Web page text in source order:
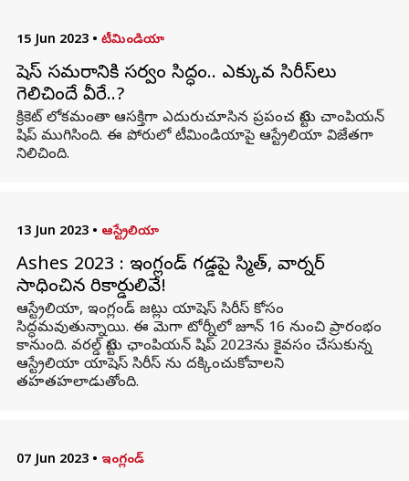
15 Jun 2023 • టీమిండియా
యాషెస్ సమరానికి సర్వం సిద్ధం.. ఎక్కువ సిరీస్‌లు
గెలిచిందే వీరే..?
క్రికెట్ లోకమంతా ఆసక్తిగా ఎదురుచూసిన ప్రపంచ టెస్టు చాంపియన్
షిప్ ముగిసింది. ఈ పోరులో టీమిండియాపై ఆస్ట్రేలియా విజేతగా
నిలిచింది.
13 Jun 2023 • ఆస్ట్రేలియా
Ashes 2023 : ఇంగ్లండ్ గడ్డపై స్మిత్, వార్నర్
సాధించిన రికార్డులివే!
ఆస్ట్రేలియా, ఇంగ్లండ్ జట్లు యాషెస్ సిరీస్ కోసం
సిద్ధమవుతున్నాయి. ఈ మెగా టోర్నీలో జూన్ 16 నుంచి ప్రారంభం
కానుంది. వరల్డ్ టెస్టు ఛాంపియన్ షిప్ 2023ను కైవసం చేసుకున్న
ఆస్ట్రేలియా యాషెస్ సిరీస్ ను దక్కించుకోవాలని
తహతహలాడుతోంది.
07 Jun 2023 • ఇంగ్లండ్